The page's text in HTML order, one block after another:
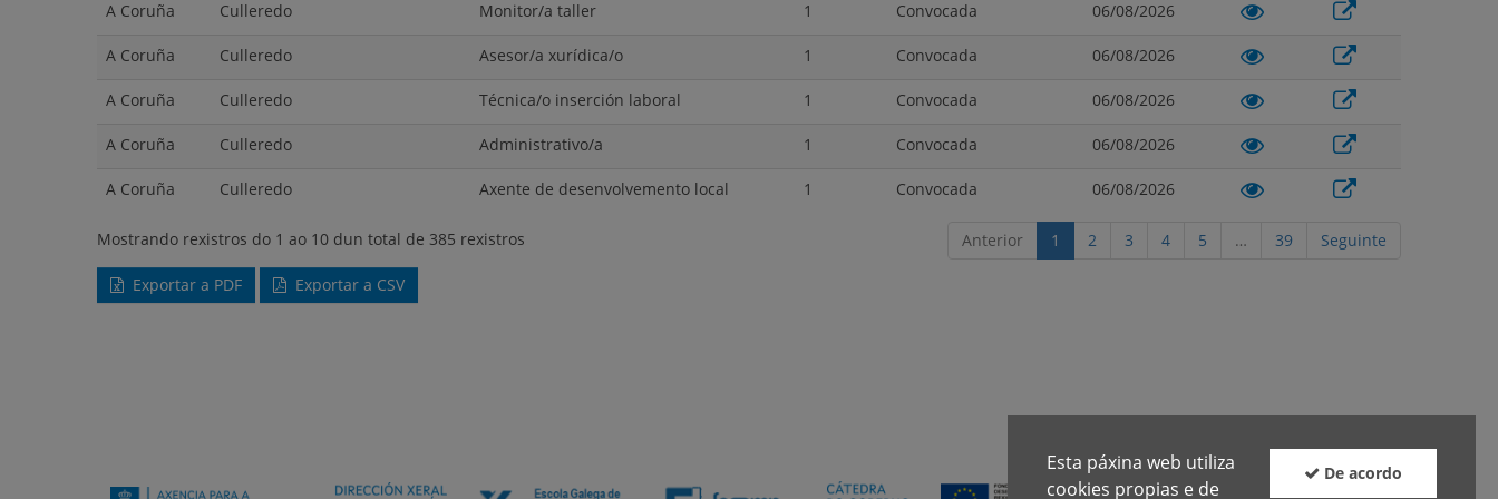
Esta páxina web utiliza
cookies propias e de
De acordo
A Coruña Culleredo Monitor/a taller 1 Convocada 06/08/2026
A Coruña Culleredo Asesor/a xurídica/o 1 Convocada 06/08/2026
A Coruña Culleredo Técnica/o inserción laboral 1 Convocada 06/08/2026
A Coruña Culleredo Administrativo/a 1 Convocada 06/08/2026
A Coruña Culleredo Axente de desenvolvemento local 1 Convocada 06/08/2026
Mostrando rexistros do 1 ao 10 dun total de 385 rexistros Anterior 1 2 3 4 5 … 39 Seguinte
Exportar a PDF Exportar a CSV